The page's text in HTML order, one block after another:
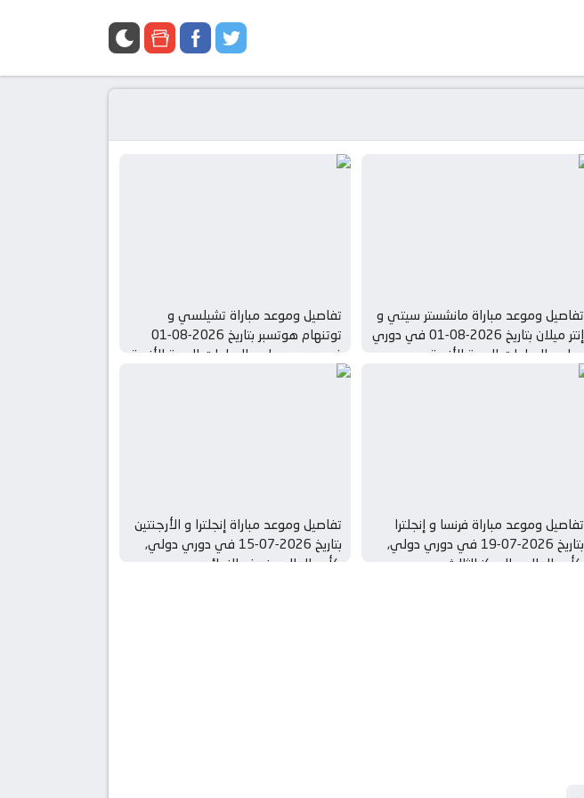
تفاصيل وموعد مباراة مانشستر سيتي و
إنتر ميلان بتاريخ 2026-08-01 في دوري
دولي, المباريات الودية للأندية
تفاصيل وموعد مباراة تشيلسي و
توتنهام هوتسبر بتاريخ 2026-08-01
في دوري دولي, المباريات الودية للأندية
تفاصيل وموعد مباراة فرنسا و إنجلترا
بتاريخ 2026-07-19 في دوري دولي,
كأس العالم – المركز الثالث
تفاصيل وموعد مباراة إنجلترا و الأرجنتين
بتاريخ 2026-07-15 في دوري دولي,
كأس العالم – نصف النهائي